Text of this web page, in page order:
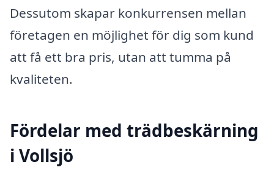
Dessutom skapar konkurrensen mellan
företagen en möjlighet för dig som kund
att få ett bra pris, utan att tumma på
kvaliteten.
Fördelar med trädbeskärning
i Vollsjö